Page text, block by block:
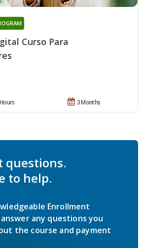
Curso Para
3 Months
questions.
to help.
Enrollment
any questions you
the course and payment